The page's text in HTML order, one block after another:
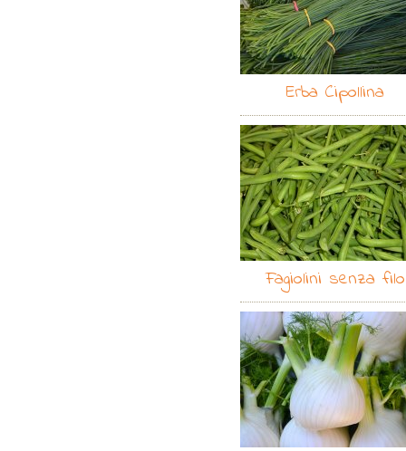
Erba Cipollina
Fagiolini senza filo